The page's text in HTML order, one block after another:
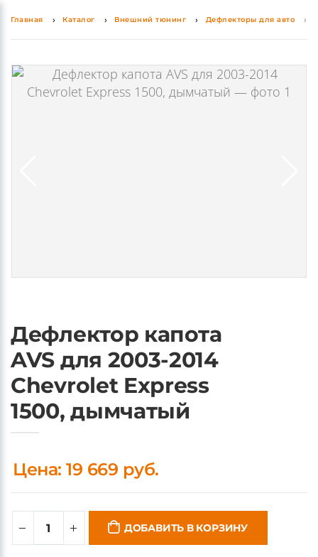
Главная Каталог Внешний тюнинг Дефлекторы для авто
Дефлектор капота
AVS для 2003-2014
Chevrolet Express
1500, дымчатый
Цена: 19 669 руб.
ДОБАВИТЬ В КОРЗИНУ